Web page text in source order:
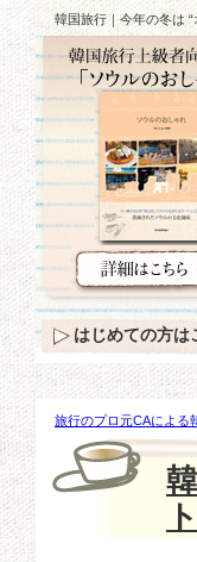
韓国旅行｜今年の冬は
旅行のプロ元CAによる
は “オーバーサイズコ
はじめての方は